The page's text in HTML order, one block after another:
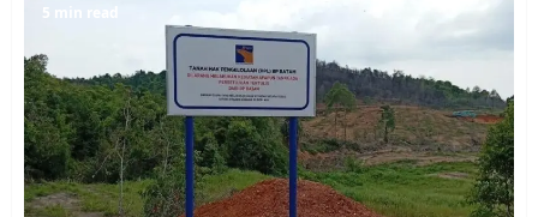
5
1
Pemko Batam Tegaskan RT dan
RW bukan Petugas Pendataan
dan Pemungutan Pajak
AGUSTUS 1, 2026 0
5 min read